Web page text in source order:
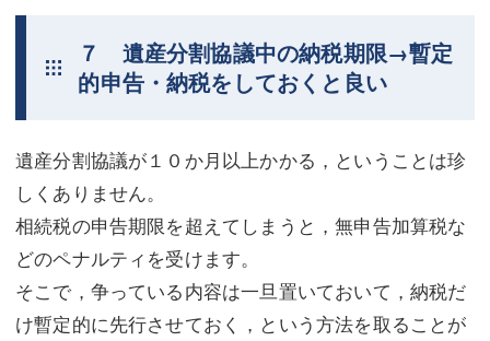
７ 遺産分割協議中の納税期限→暫定
的申告・納税をしておくと良い
遺産分割協議が１０か月以上かかる，ということは珍
しくありません。
相続税の申告期限を超えてしまうと，無申告加算税な
どのペナルティを受けます。
そこで，争っている内容は一旦置いておいて，納税だ
け暫定的に先行させておく，という方法を取ることが